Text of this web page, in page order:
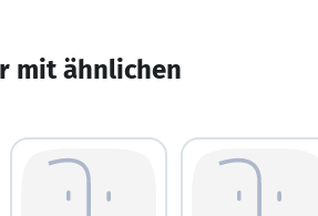
mit ähnlichen